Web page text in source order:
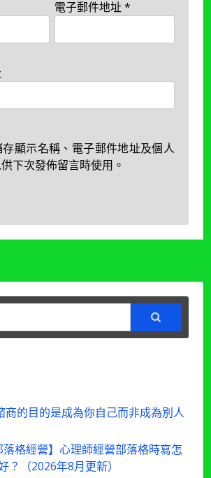
電子郵件地址*
存顯示名稱、電子郵件地址及個人
下次發佈留言時使用。
商的目的是成為你自己而非成為別人
格經營】心理師經營部落格時寫怎
？（2026年8月更新）